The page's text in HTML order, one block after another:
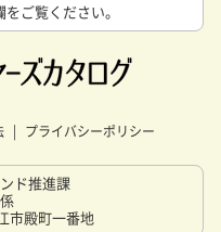
ご覧ください。
プライバシーポリシー
ド推進課
市殿町一番地